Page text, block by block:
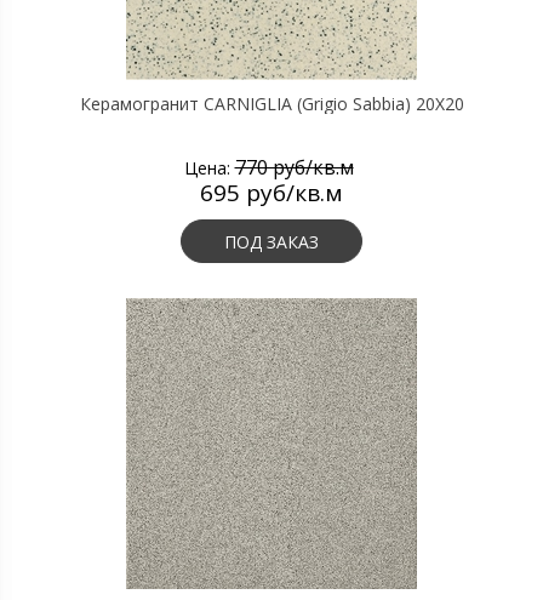
Керамогранит CARNIGLIA (Grigio Sabbia) 20X20
Цена:770 руб/кв.м
695 руб/кв.м
ПОД ЗАКАЗ